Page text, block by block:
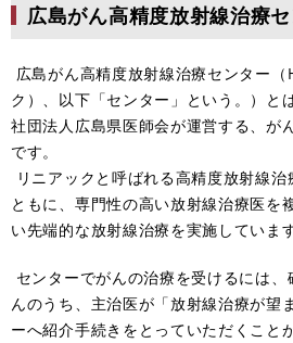
広島がん高精度放射線治療
広島がん高精度放射線治療センター（
ク）、以下「センター」という。）と
社団法人広島県医師会が運営する、が
です。
リニアックと呼ばれる高精度放射線
ともに、専門性の高い放射線治療医を
い先端的な放射線治療を実施しています
センターでがんの治療を受けるには、
んのうち、主治医が「放射線治療が望
ーへ紹介手続きをとっていただくこと